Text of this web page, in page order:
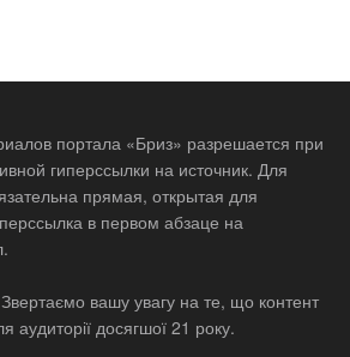
портала «Бриз» разрешается при
гиперссылки на источник. Для
прямая, открытая для
в первом абзаце на
вашу увагу на те, що контент
аудиторії досягшої 21 року.